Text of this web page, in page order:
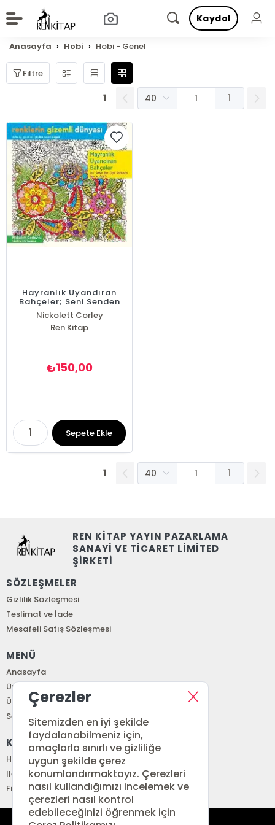
Kaydol
Anasayfa Hobi Hobi - Genel
Filtre
1 1
Hayranlık Uyandıran
Bahçeler; Seni Senden
Alan Çiçek Resimlerini
Boya ve Sergile
Nickolett Corley
Ren Kitap
₺150,00
Sepete Ekle
1 1
REN KİTAP YAYIN PAZARLAMA
SANAYİ VE TİCARET LİMİTED
ŞİRKETİ
SÖZLEŞMELER
Gizlilik Sözleşmesi
Teslimat ve İade
Mesafeli Satış Sözleşmesi
MENÜ
Anasayfa
Üye Girişi
Üye Ol
Sepetim
KURUMSAL
Hakkımızda
İletişim
Fiyat Listesi
Çerezler
Sitemizden en iyi şekilde
faydalanabilmeniz için,
amaçlarla sınırlı ve gizliliğe
uygun şekilde çerez
konumlandırmaktayız. Çerezleri
nasıl kullandığımızı incelemek ve
çerezleri nasıl kontrol
edebileceğinizi öğrenmek için